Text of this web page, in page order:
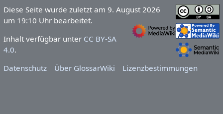
Diese Seite wurde zuletzt am 9. August 2026
um 19:10 Uhr bearbeitet.
Inhalt verfügbar unter CC BY-SA
4.0.
Datenschutz
Über GlossarWiki Lizenzbestimmungen